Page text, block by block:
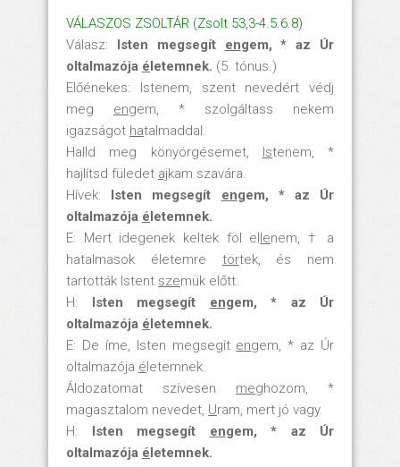
VÁLASZOS ZSOLTÁR (Zsolt 53,3-4.5.6.8)
Válasz: Isten megsegít engem, * az Úr
oltalmazója életemnek. (5. tónus.)
Előénekes: Istenem, szent nevedért védj
meg engem, * szolgáltass nekem
igazságot hatalmaddal.
Halld meg könyörgésemet, Istenem, *
hajlítsd füledet ajkam szavára.
Hívek: Isten megsegít engem, * az Úr
oltalmazója életemnek.
E: Mert idegenek keltek föl ellenem, † a
hatalmasok életemre törtek, és nem
tartották Istent szemük előtt.
H: Isten megsegít engem, * az Úr
oltalmazója életemnek.
E: De íme, Isten megsegít engem, * az Úr
oltalmazója életemnek.
Áldozatomat szívesen meghozom, *
magasztalom nevedet, Uram, mert jó vagy.
H: Isten megsegít engem, * az Úr
oltalmazója életemnek.